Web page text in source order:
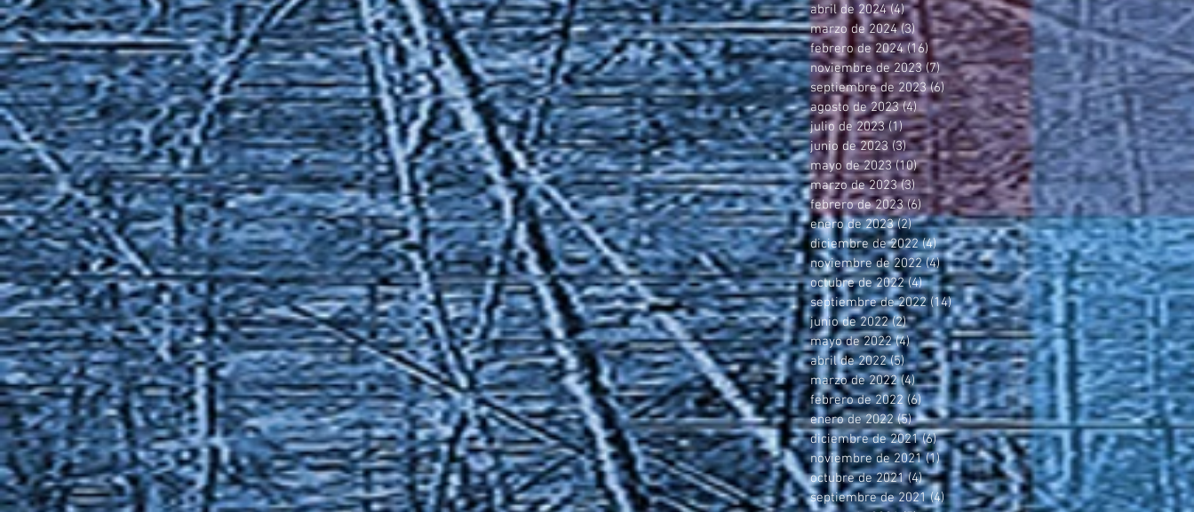
abril de 2024 (4)4 entradas
marzo de 2024 (3)3 entradas
febrero de 2024 (16)16 entradas
noviembre de 2023 (7)7 entradas
septiembre de 2023 (6)6 entradas
agosto de 2023 (4)4 entradas
julio de 2023 (1)1 entrada
junio de 2023 (3)3 entradas
mayo de 2023 (10)10 entradas
marzo de 2023 (3)3 entradas
febrero de 2023 (6) 6 entradas
enero de 2023 (2)2 entradas
diciembre de 2022 (4)4 entradas
noviembre de 2022 (4)4 entradas
octubre de 2022 (4)4 entradas
septiembre de 2022 (14)14 entradas
junio de 2022 (2)2 entradas
mayo de 2022 (4)4 entradas
abril de 2022 (5)5 entradas
marzo de 2022 (4)4 entradas
febrero de 2022 (6)6 entradas
enero de 2022 (5)5 entradas
diciembre de 2021 (6)6 entradas
noviembre de 2021 (1)1 entrada
octubre de 2021 (4)4 entradas
septiembre de 2021 (4)4 entradas